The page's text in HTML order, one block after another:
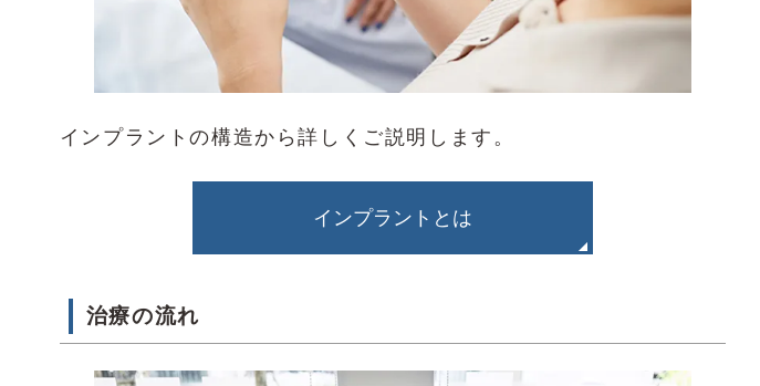
インプラントの構造から詳しくご説明します。
インプラントとは
治療の流れ